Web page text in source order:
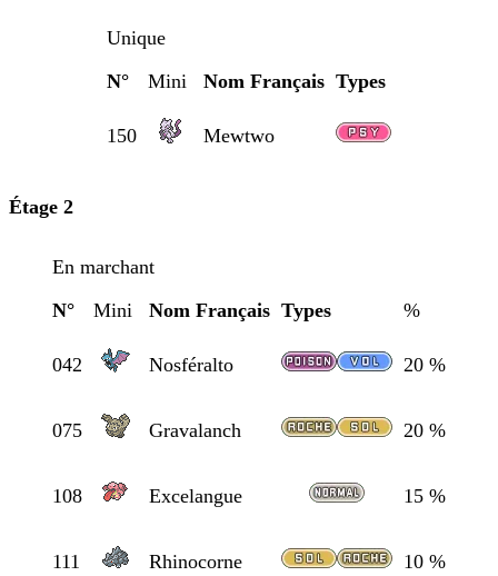
Unique
N°
Mini Nom Français Types
150 Mewtwo
Étage 2
En marchant
N°
Mini Nom Français Types %
042 Nosféralto 20 %
075 Gravalanch 20 %
108 Excelangue 15 %
111 Rhinocorne 10 %